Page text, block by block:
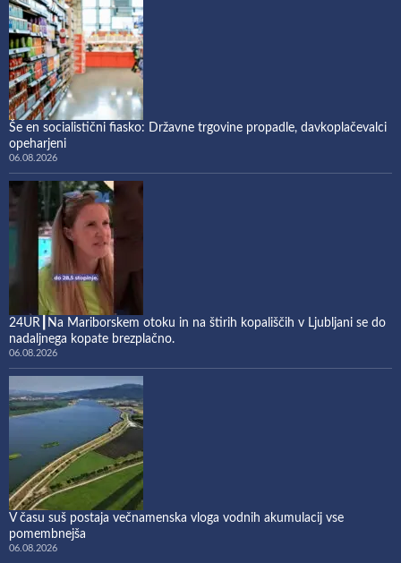
Še en socialistični fiasko: Državne trgovine propadle, davkoplačevalci
opeharjeni
06.08.2026
24UR┃Na Mariborskem otoku in na štirih kopališčih v Ljubljani se do
nadaljnega kopate brezplačno.
06.08.2026
V času suš postaja večnamenska vloga vodnih akumulacij vse
pomembnejša
06.08.2026